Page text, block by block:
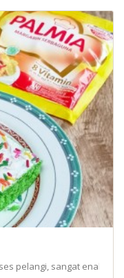
pelangi, sangat enak dan